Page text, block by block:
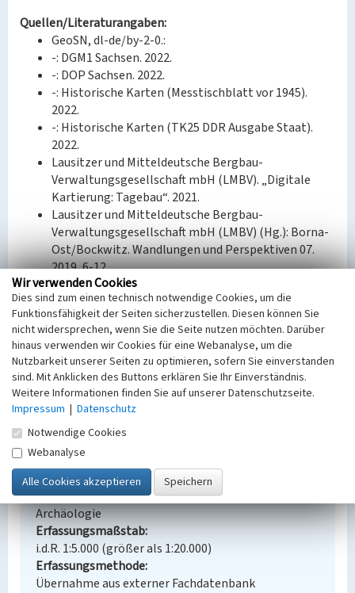
Quellen/Literaturangaben:
GeoSN, dl-de/by-2-0.:
-: DGM1 Sachsen. 2022.
-: DOP Sachsen. 2022.
-: Historische Karten (Messtischblatt vor 1945).
2022.
-: Historische Karten (TK25 DDR Ausgabe Staat).
2022.
Lausitzer und Mitteldeutsche Bergbau-
Verwaltungsgesellschaft mbH (LMBV). „Digitale
Kartierung: Tagebau“. 2021.
Lausitzer und Mitteldeutsche Bergbau-
Verwaltungsgesellschaft mbH (LMBV) (Hg.): Borna-
Ost/Bockwitz. Wandlungen und Perspektiven 07.
2019, 6-12.
Bauherr / Auftraggeber:
--
BKM-Nummer: 30400137
Tagebau Bockwitz
Schlagwörter
Tagebau
Ort
Borna
Fachsicht(en)
Archäologie
Erfassungsmaßstab
i.d.R. 1:5.000 (größer als 1:20.000)
Erfassungsmethode
Übernahme aus externer Fachdatenbank
Wir verwenden Cookies
Dies sind zum einen technisch notwendige Cookies, um die
Funktionsfähigkeit der Seiten sicherzustellen. Diesen können Sie
nicht widersprechen, wenn Sie die Seite nutzen möchten. Darüber
hinaus verwenden wir Cookies für eine Webanalyse, um die
Nutzbarkeit unserer Seiten zu optimieren, sofern Sie einverstanden
sind. Mit Anklicken des Buttons erklären Sie Ihr Einverständnis.
Weitere Informationen finden Sie auf unserer Datenschutzseite.
Impressum | Datenschutz
Notwendige Cookies
Webanalyse